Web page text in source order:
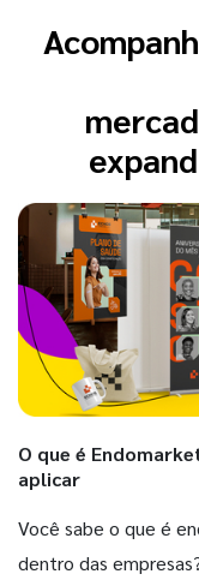
O que é
aplicar
Você sabe o que é
dentro das